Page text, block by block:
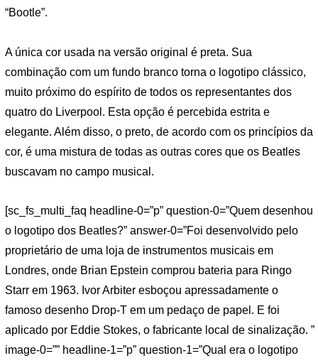
“Bootle”.
A única cor usada na versão original é preta. Sua
combinação com um fundo branco torna o logotipo clássico,
muito próximo do espírito de todos os representantes dos
quatro do Liverpool. Esta opção é percebida estrita e
elegante. Além disso, o preto, de acordo com os princípios da
cor, é uma mistura de todas as outras cores que os Beatles
buscavam no campo musical.
[sc_fs_multi_faq headline-0=”p” question-0=”Quem desenhou
o logotipo dos Beatles?” answer-0=”Foi desenvolvido pelo
proprietário de uma loja de instrumentos musicais em
Londres, onde Brian Epstein comprou bateria para Ringo
Starr em 1963. Ivor Arbiter esboçou apressadamente o
famoso desenho Drop-T em um pedaço de papel. E foi
aplicado por Eddie Stokes, o fabricante local de sinalização. ”
image-0=”” headline-1=”p” question-1=”Qual era o logotipo